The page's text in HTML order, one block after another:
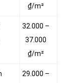
₫/m²
32.000 –
37.000
₫/m²
29.000 –